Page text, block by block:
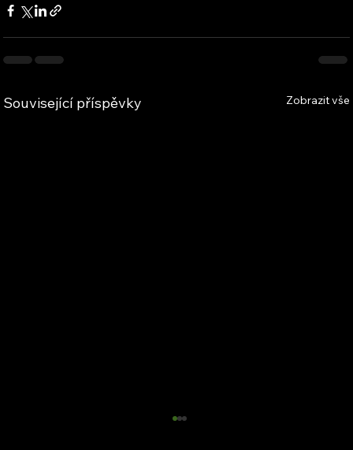
Související příspěvky Zobrazit vše